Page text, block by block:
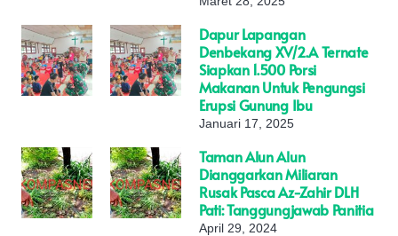
Dapur Lapangan
Denbekang XV/2.A Ternate
Siapkan 1.500 Porsi
Makanan Untuk Pengungsi
Erupsi Gunung Ibu
Januari 17, 2025
Taman Alun Alun
Dianggarkan Miliaran
Rusak Pasca Az-Zahir DLH
Pati: Tanggungjawab Panitia
April 29, 2024